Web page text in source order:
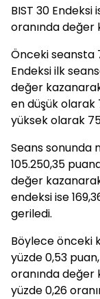
BIST 30 Endeksi
oranında değer
Önceki seansta
Endeksi ilk
değer
en düşük olarak
yüksek olarak
Seans sonunda
105.250,35
değer
endeksi ise
geriledi.
Böylece önceki
yüzde 0,53
oranında değer
yüzde 0,26